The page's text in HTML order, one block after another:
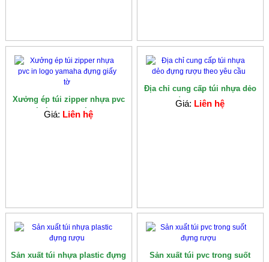
Xưởng ép túi zipper nhựa pvc
in logo yamaha...
Giá: Liên hệ
Địa chỉ cung cấp túi nhựa dẻo
đựng rượu...
Giá: Liên hệ
Sản xuất túi nhựa plastic đựng
Sản xuất túi pvc trong suốt